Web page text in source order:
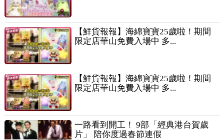
【鮮貨報報】海綿寶寶25歲啦！期間
限定店華山免費入場中 多...
【鮮貨報報】海綿寶寶25歲啦！期間
限定店華山免費入場中 多...
一路看到開工！ 9部「經典港台賀歲
片」 陪你度過春節連假